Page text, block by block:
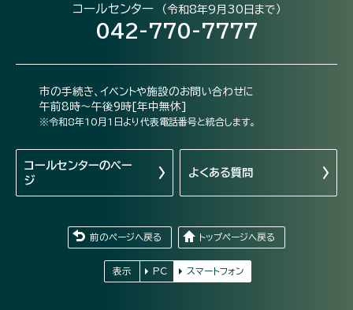
コールセンター （令和8年9月30日まで）
042-770-7777
市の手続き、イベントや施設のお問い合わせに
午前8時～午後9時[年中無休]
※令和8年10月1日より代表電話番号と統合します。
コールセンターのペー
ジ
よくある質問
前のページへ戻る トップページへ戻る
表示 PC スマートフォン